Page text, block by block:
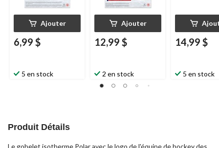
Ajouter
6,99 $
5 en stock
Ajouter
12,99 $
2 en stock
14,99 $
5 en stock
Produit Détails
Le gobelet isotherme Polar avec le logo de l'équipe de hockey des